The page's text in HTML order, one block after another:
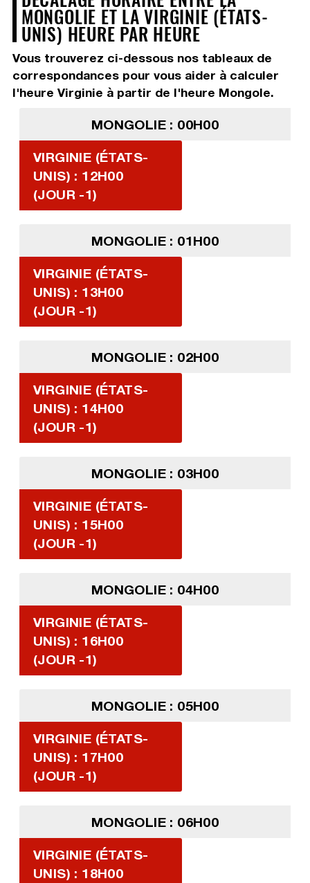
MONGOLIE ET LA VIRGINIE (ÉTATS-
UNIS) HEURE PAR HEURE
Vous trouverez ci-dessous nos tableaux de
correspondances pour vous aider à calculer
l'heure Virginie à partir de l'heure Mongole.
MONGOLIE : 00H00
VIRGINIE (ÉTATS-
UNIS) : 12H00
(JOUR -1)
MONGOLIE : 01H00
VIRGINIE (ÉTATS-
UNIS) : 13H00
(JOUR -1)
MONGOLIE : 02H00
VIRGINIE (ÉTATS-
UNIS) : 14H00
(JOUR -1)
MONGOLIE : 03H00
VIRGINIE (ÉTATS-
UNIS) : 15H00
(JOUR -1)
MONGOLIE : 04H00
VIRGINIE (ÉTATS-
UNIS) : 16H00
(JOUR -1)
MONGOLIE : 05H00
VIRGINIE (ÉTATS-
UNIS) : 17H00
(JOUR -1)
MONGOLIE : 06H00
VIRGINIE (ÉTATS-
UNIS) : 18H00